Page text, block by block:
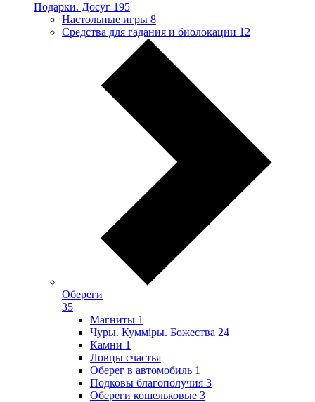
Подарки. Досуг 195
Настольные игры 8
Средства для гадания и биолокации 12
Обереги
35
Магниты 1
Чуры. Куммiры. Божества 24
Камни 1
Ловцы счастья
Оберег в автомобиль 1
Подковы благополучия 3
Обереги кошельковые 3